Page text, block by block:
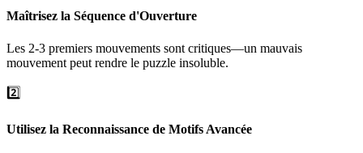
Maîtrisez la Séquence d'Ouverture
Les 2-3 premiers mouvements sont critiques—un mauvais
mouvement peut rendre le puzzle insoluble.
2️⃣
Utilisez la Reconnaissance de Motifs Avancée